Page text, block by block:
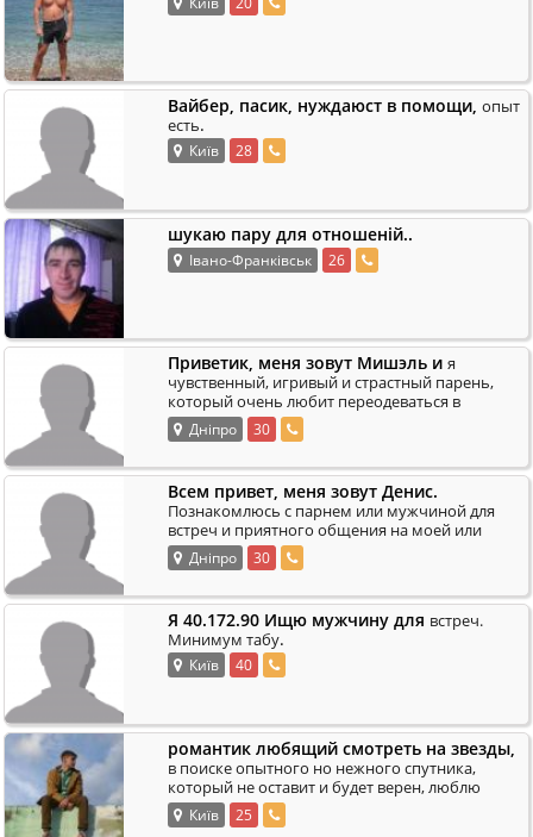
Вайбер, пасик, нуждаюст в помощи, опыт
есть.
Київ 28
шукаю пару для отношеній..
Івано-Франківськ 26
Приветик, меня зовут Мишэль и я
чувственный, игривый и страстный парень,
который очень любит переодеваться в
женское, играть маленькую девочку) Жду
сильного, во.
Дніпро 30
Всем привет, меня зовут Денис.
Познакомлюсь с парнем или мужчиной для
встреч и приятного общения на моей или
вашей территории. Прошу звонить до 12.00
ночи..
Дніпро 30
Я 40.172.90 Ищю мужчину для встреч.
Минимум табу.
Київ 40
романтик любящий смотреть на звезды,
в поиске опытного но нежного спутника,
который не оставит и будет верен, люблю
творчество, хорошие фильмы и позитивных
люде.
Київ 25